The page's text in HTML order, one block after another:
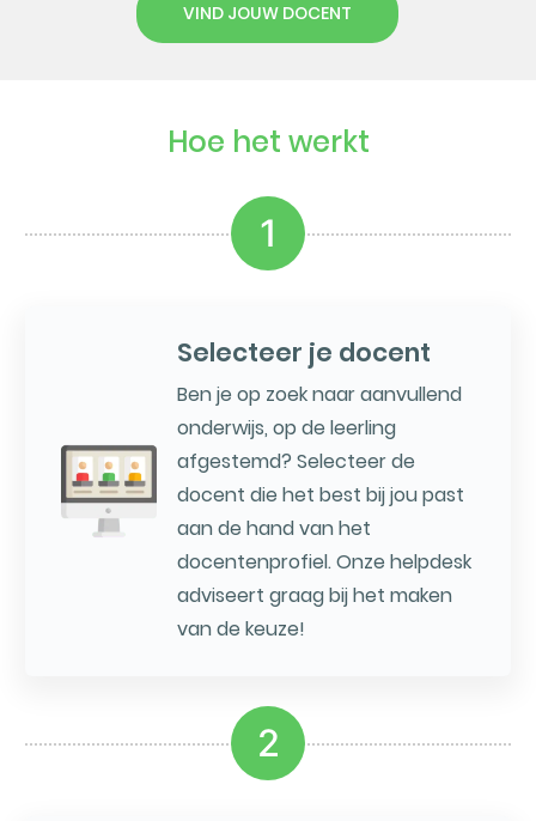
VIND JOUW DOCENT
Hoe het werkt
1
Selecteer je docent
Ben je op zoek naar aanvullend
onderwijs, op de leerling
afgestemd? Selecteer de
docent die het best bij jou past
aan de hand van het
docentenprofiel. Onze helpdesk
adviseert graag bij het maken
van de keuze!
2